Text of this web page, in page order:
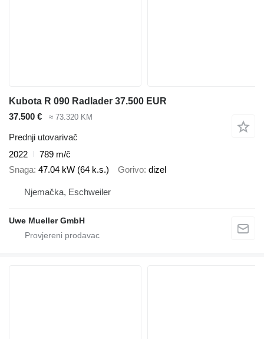
Kubota R 090 Radlader 37.500 EUR
37.500 €
≈ 73.320 KM
Prednji utovarivač
2022
789 m/č
Snaga 47.04 kW (64 k.s.) Gorivo dizel
Njemačka, Eschweiler
Uwe Mueller GmbH